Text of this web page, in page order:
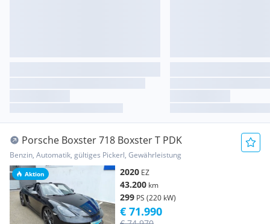
Aktion
Porsche Boxster 718 Boxster T PDK
Benzin, Automatik, gültiges Pickerl, Gewährleistung
2020 EZ
43.200 km
299 PS (220 kW)
€ 71.990